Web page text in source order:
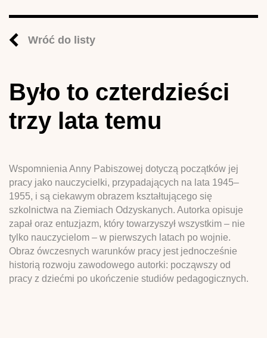
Wróć do listy
Było to czterdzieści
trzy lata temu
Wspomnienia Anny Pabiszowej dotyczą początków jej
pracy jako nauczycielki, przypadających na lata 1945–
1955, i są ciekawym obrazem kształtującego się
szkolnictwa na Ziemiach Odzyskanych. Autorka opisuje
zapał oraz entuzjazm, który towarzyszył wszystkim – nie
tylko nauczycielom – w pierwszych latach po wojnie.
Obraz ówczesnych warunków pracy jest jednocześnie
historią rozwoju zawodowego autorki: począwszy od
pracy z dziećmi po ukończenie studiów pedagogicznych.